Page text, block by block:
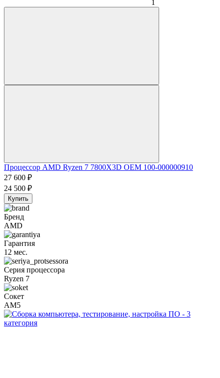
1
Процессор AMD Ryzen 7 7800X3D OEM 100-000000910
27 600 ₽
24 500 ₽
Купить
Бренд
AMD
Гарантия
12 мес.
Серия процессора
Ryzen 7
Сокет
AM5